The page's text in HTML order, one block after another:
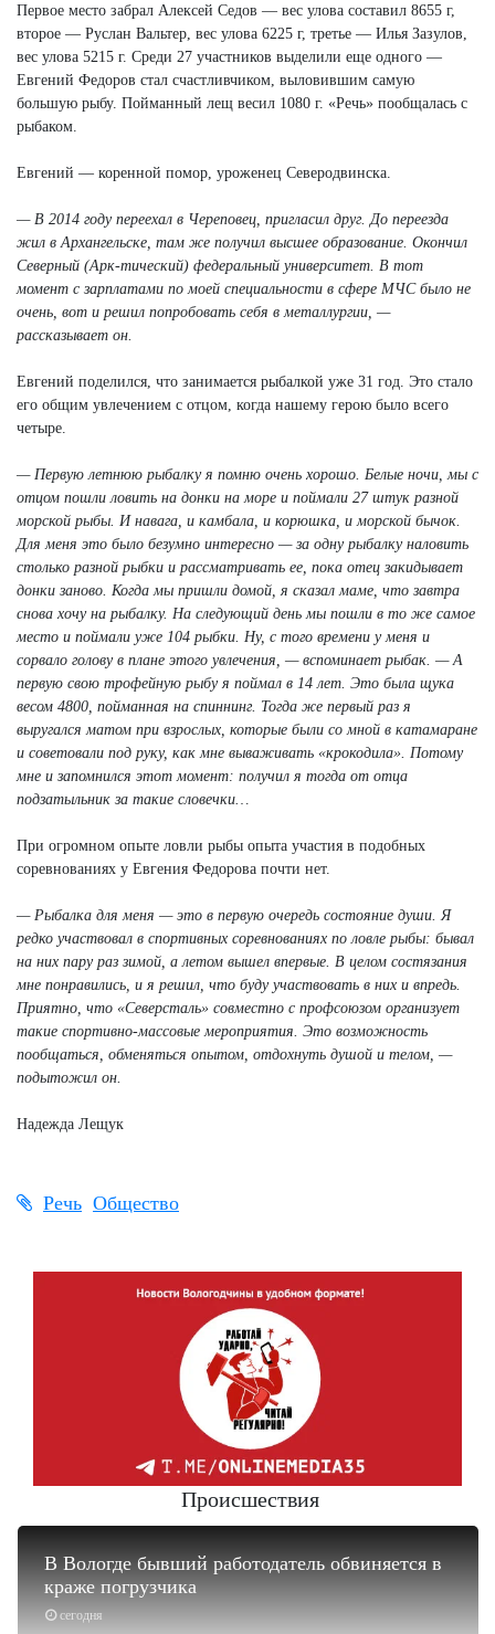
Первое место забрал Алексей Седов — вес улова составил 8655 г,
второе — Руслан Вальтер, вес улова 6225 г, третье — Илья Зазулов,
вес улова 5215 г. Среди 27 участников выделили еще одного —
Евгений Федоров стал счастливчиком, выловившим самую
большую рыбу. Пойманный лещ весил 1080 г. «Речь» пообщалась с
рыбаком.
Евгений — коренной помор, уроженец Северодвинска.
— В 2014 году переехал в Череповец, пригласил друг. До переезда
жил в Архангельске, там же получил высшее образование. Окончил
Северный (Арк-тический) федеральный университет. В тот
момент с зарплатами по моей специальности в сфере МЧС было не
очень, вот и решил попробовать себя в металлургии, —
рассказывает он.
Евгений поделился, что занимается рыбалкой уже 31 год. Это стало
его общим увлечением с отцом, когда нашему герою было всего
четыре.
— Первую летнюю рыбалку я помню очень хорошо. Белые ночи, мы с
отцом пошли ловить на донки на море и поймали 27 штук разной
морской рыбы. И навага, и камбала, и корюшка, и морской бычок.
Для меня это было безумно интересно — за одну рыбалку наловить
столько разной рыбки и рассматривать ее, пока отец закидывает
донки заново. Когда мы пришли домой, я сказал маме, что завтра
снова хочу на рыбалку. На следующий день мы пошли в то же самое
место и поймали уже 104 рыбки. Ну, с того времени у меня и
сорвало голову в плане этого увлечения, — вспоминает рыбак. — А
первую свою трофейную рыбу я поймал в 14 лет. Это была щука
весом 4800, пойманная на спиннинг. Тогда же первый раз я
выругался матом при взрослых, которые были со мной в катамаране
и советовали под руку, как мне вываживать «крокодила». Потому
мне и запомнился этот момент: получил я тогда от отца
подзатыльник за такие словечки…
При огромном опыте ловли рыбы опыта участия в подобных
соревнованиях у Евгения Федорова почти нет.
— Рыбалка для меня — это в первую очередь состояние души. Я
редко участвовал в спортивных соревнованиях по ловле рыбы: бывал
на них пару раз зимой, а летом вышел впервые. В целом состязания
мне понравились, и я решил, что буду участвовать в них и впредь.
Приятно, что «Северсталь» совместно с профсоюзом организует
такие спортивно-массовые мероприятия. Это возможность
пообщаться, обменяться опытом, отдохнуть душой и телом, —
подытожил он.
Надежда Лещук
Речь Общество
Происшествия
сегодня
В Вологде бывший работодатель обвиняется в
краже погрузчика